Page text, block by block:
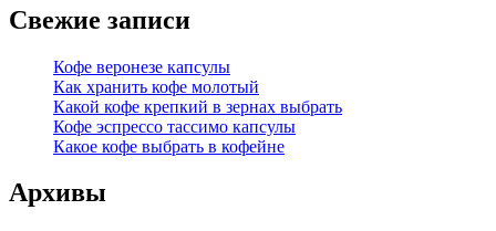
Свежие записи
Кофе веронезе капсулы
Как хранить кофе молотый
Какой кофе крепкий в зернах выбрать
Кофе эспрессо тассимо капсулы
Какое кофе выбрать в кофейне
Архивы